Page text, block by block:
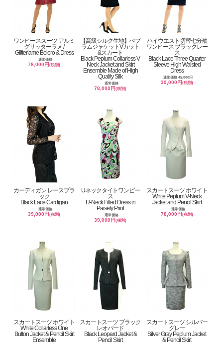
ワンピーススーツ アルミ
グリッターラメ /
Glitterlame Bolero & Dress
通常価格
78,000円(税別)
【高級シルク生地】ぺプ
ラムジャケットVカット
&スカート
Black Peplum Collarless V
Neck Jacket and Skirt
Ensemble Made of High
Quality Silk
通常価格
78,000円(税別)
ハイウエスト切替七分袖
ワンピース ブラックレー
ス
Black Lace Three Quarter
Sleeve High Waisted
Dress
通常価格 45,000円
39,000円 (税別)
カーディガン レースブラ
ック
Black Lace Cardigan
通常価格
39,000円(税別)
Uネックタイトワンピー
ス
U-Neck Fitted Dress in
Paisely Print
通常価格
39,000円(税別)
スカートスーツ ホワイト
White Peplum V-Neck
Jacket and Pencil Skirt
通常価格
78,000円 (税別)
スカートスーツ ホワイト
White Collarless One
Button Jacket & Pencil Skirt
Ensemble
スカートスーツ ブラック
レオパード
Black Leopard Jacket &
Pencil Skirt
スカートスーツ シルバー
グレー
Silver Gray Peplum Jacket
& Pencil Skirt